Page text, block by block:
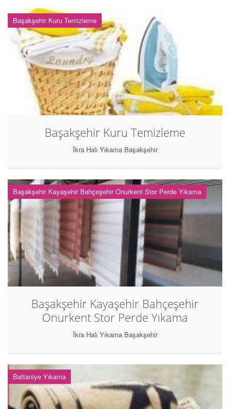
Başakşehir Kuru Temizleme
Başakşehir Kuru Temizleme
İkra Halı Yıkama Başakşehir
Başakşehir Kayaşehir Bahçeşehir Onurkent Stor Perde Yıkama
Başakşehir Kayaşehir Bahçeşehir
Onurkent Stor Perde Yıkama
İkra Halı Yıkama Başakşehir
Battaniye Yıkama